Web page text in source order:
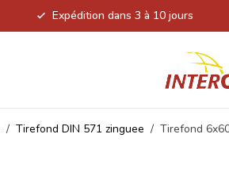
Expédition dans 3 à 10 jours
/ Tirefond DIN 571 zinguee / Tirefond